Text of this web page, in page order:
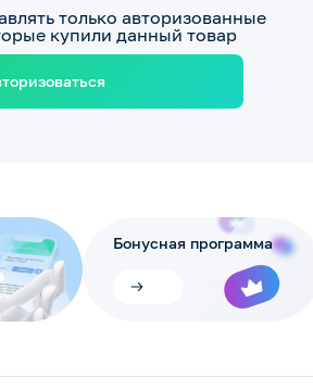
только авторизованные
купили данный товар
Бонусная программа